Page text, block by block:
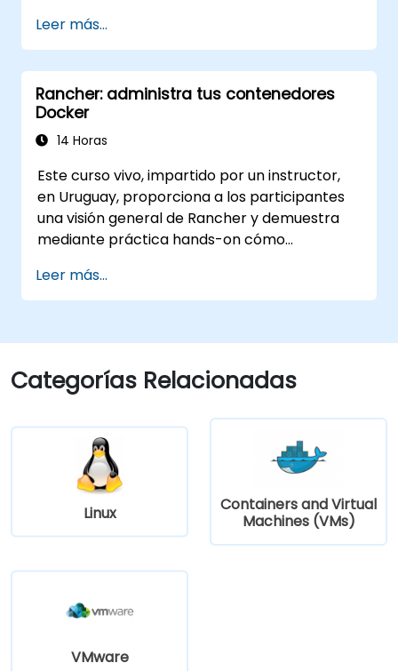
práctica cubre el despliegue de aplicaciones,
contenedores, redes, CI/CD y flujos de trabajo
DevOps, proporcionando a los participantes
las habilidades necesarias para construir y
mantener aplicaciones modernas en
entornos de producción.
Leer más...
Rancher: administra tus contenedores
Docker
14 Horas
Este curso vivo, impartido por un instructor,
en Uruguay, proporciona a los participantes
una visión general de Rancher y demuestra
mediante práctica hands-on cómo
Kubernetes con Rancher.
Leer más...
Categorías Relacionadas
Linux
Containers and Virtual
Machines (VMs)
VMware